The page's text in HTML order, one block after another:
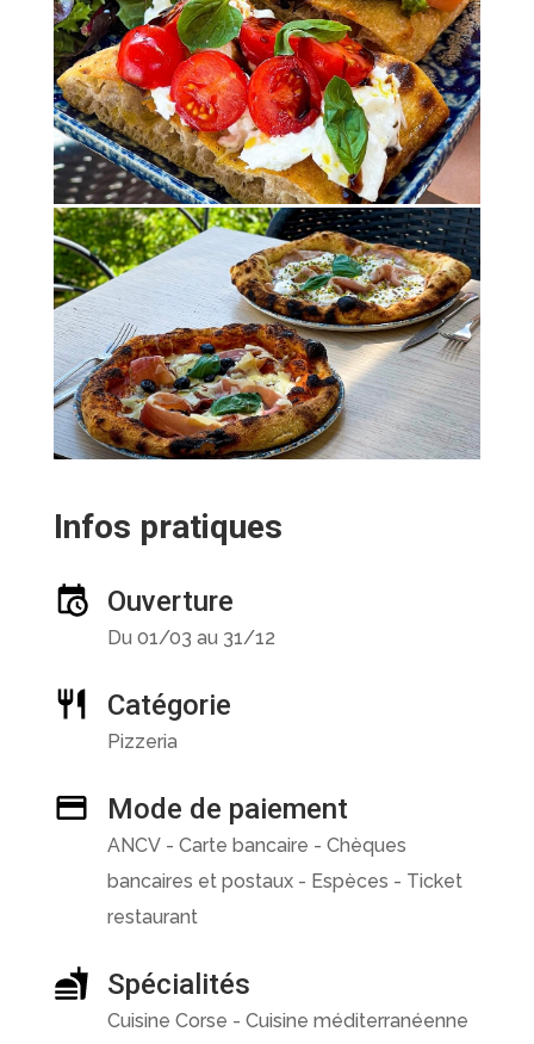
Infos pratiques
Ouverture
Du 01/03 au 31/12
Catégorie
Pizzeria
Mode de paiement
ANCV - Carte bancaire - Chèques
bancaires et postaux - Espèces - Ticket
restaurant
Spécialités
Cuisine Corse - Cuisine méditerranéenne